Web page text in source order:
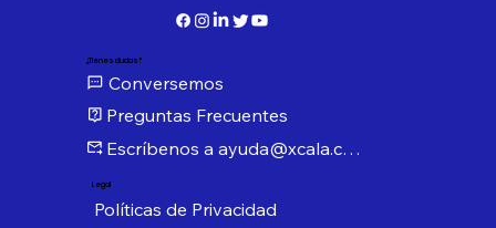
¿Tienes dudas?
Conversemos
Preguntas Frecuentes
Escríbenos a ayuda@xcala.com
Legal
Políticas de Privacidad